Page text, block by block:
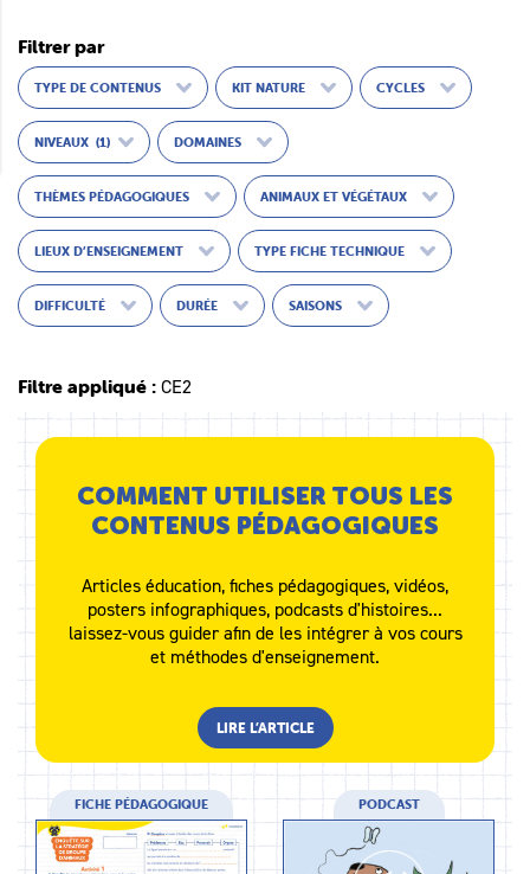
Filtrer par
TYPE DE CONTENUS KIT NATURE CYCLES
NIVEAUX (1) DOMAINES
THÈMES PÉDAGOGIQUES ANIMAUX ET VÉGÉTAUX
LIEUX D’ENSEIGNEMENT TYPE FICHE TECHNIQUE
DIFFICULTÉ DURÉE SAISONS
Filtre appliqué : CE2
COMMENT UTILISER TOUS LES
CONTENUS PÉDAGOGIQUES
Articles éducation, fiches pédagogiques, vidéos,
posters infographiques, podcasts d'histoires...
laissez-vous guider afin de les intégrer à vos cours
et méthodes d'enseignement.
LIRE L’ARTICLE
FICHE PÉDAGOGIQUE PODCAST